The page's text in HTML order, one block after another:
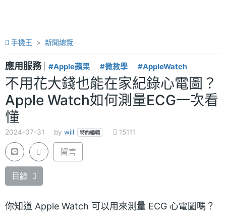
手機王 新聞總覽
應用服務 #Apple蘋果 #微教學 #AppleWatch
不用花大錢也能在家紀錄心電圖？
Apple Watch如何測量ECG一次看
懂
2024-07-31 by will 特約編輯 15111
留言
目錄
你知道 Apple Watch 可以用來測量 ECG 心電圖嗎？